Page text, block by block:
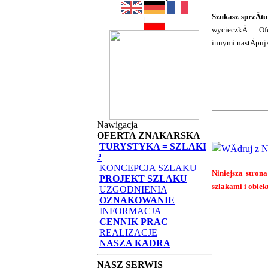
Nawigacja
OFERTA ZNAKARSKA
TURYSTYKA = SZLAKI
?
KONCEPCJA SZLAKU
PROJEKT SZLAKU
UZGODNIENIA
OZNAKOWANIE
INFORMACJA
CENNIK PRAC
REALIZACJE
NASZA KADRA
NASZ SERWIS
Szukasz
wycieczkÄ ....
innymi
Niniejsza strona
szlakami i